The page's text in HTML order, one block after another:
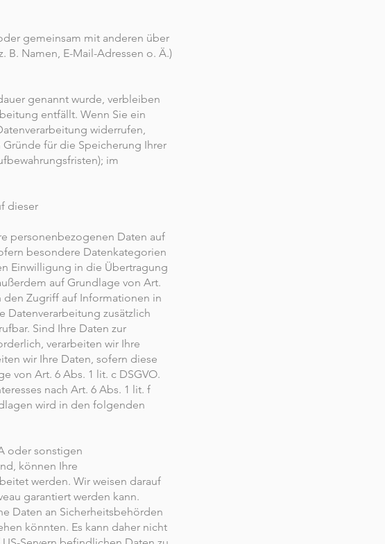
gemeinsam mit anderen über
Namen, E-Mail-Adressen o. Ä.)
genannt wurde, verbleiben
entfällt. Wenn Sie ein
widerrufen,
für die Speicherung Ihrer
im
dieser
personenbezogenen Daten auf
besondere Datenkategorien
Einwilligung in die Übertragung
auf Grundlage von Art.
den Zugriff auf Informationen in
Datenverarbeitung zusätzlich
Sind Ihre Daten zur
verarbeiten wir Ihre
wir Ihre Daten, sofern diese
von Art. 6 Abs. 1 lit. c DSGVO.
nach Art. 6 Abs. 1 lit. f
wird in den folgenden
oder sonstigen
können Ihre
werden. Wir weisen darauf
garantiert werden kann.
Daten an Sicherheitsbehörden
könnten. Es kann daher nicht